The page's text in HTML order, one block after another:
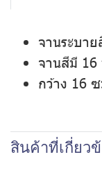
จานระบา
จานสีมี
กว้าง 16
สินค้าที่เกี่ยว